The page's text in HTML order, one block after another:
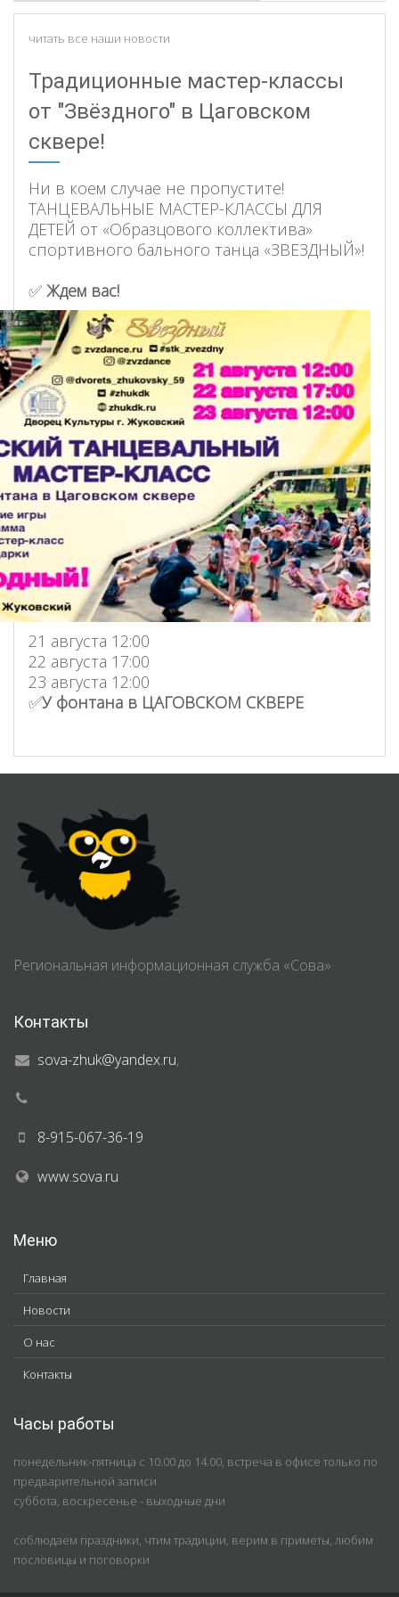
читать все наши новости
Традиционные мастер-классы
от "Звёздного" в Цаговском
сквере!
Ни в коем случае не пропустите!
ТАНЦЕВАЛЬНЫЕ МАСТЕР-КЛАССЫ ДЛЯ
ДЕТЕЙ от «Образцового коллектива»
спортивного бального танца «ЗВЕЗДНЫЙ»!
✅ Ждем вас!
21 августа 12:00
22 августа 17:00
23 августа 12:00
✅У фонтана в ЦАГОВСКОМ СКВЕРЕ
Региональная информационная служба «Сова»
Контакты
sova-zhuk@yandex.ru,
8-915-067-36-19
www.sova.ru
Меню
Главная
Новости
О нас
Контакты
Часы работы
понедельник-пятница с 10.00 до 14.00, встреча в офисе только по
предварительной записи
суббота, воскресенье - выходные дни
соблюдаем праздники, чтим традиции, верим в приметы, любим
пословицы и поговорки